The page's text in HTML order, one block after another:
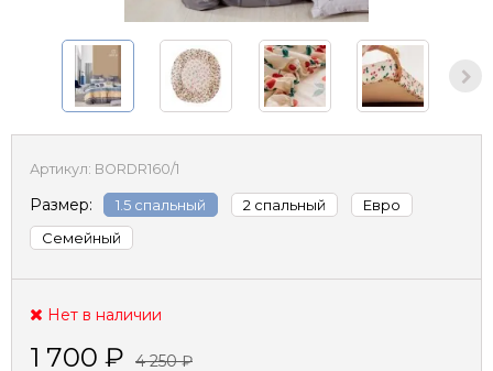
Артикул: BORDR160/1
Размер: 1.5 спальный 2 спальный
Евро
Семейный
Нет в наличии
1 700 ₽ 4 250₽